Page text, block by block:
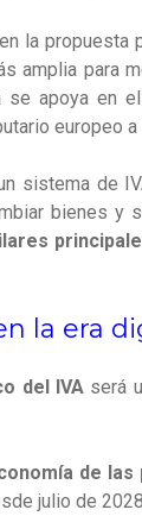
la propuesta
amplia para
se apoya en el
europeo
sistema de
bienes
la era
del IVA será
de las
julio de